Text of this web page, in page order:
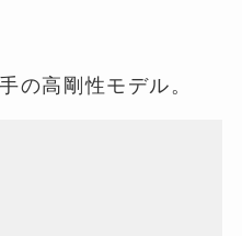
の高剛性モデル。